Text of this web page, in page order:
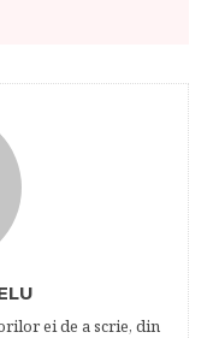
ei de a scrie, din